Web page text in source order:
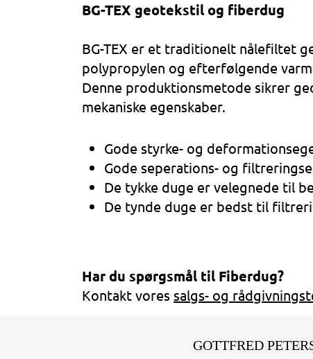
BG-TEX geotekstil og fiberdug
BG-TEX er et traditionelt nålefiltet
polypropylen og efterfølgende
Denne produktionsmetode sikrer
mekaniske egenskaber.
Gode styrke- og
Gode seperations- og
De tykke duge er velegnede til
De tynde duge er bedst til
Har du spørgsmål til Fiberdug?
Kontakt vores salgs- og
GOTTFRED